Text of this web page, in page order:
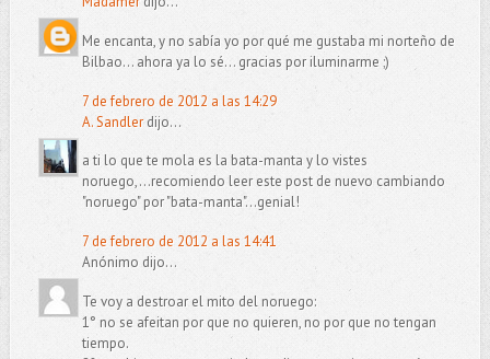
Me encanta, y no sabía yo por qué me gustaba mi norteño de
Bilbao... ahora ya lo sé... gracias por iluminarme ;)
7 de febrero de 2012 a las 14:29
A. Sandlerdijo...
a ti lo que te mola es la bata-manta y lo vistes
noruego,...recomiendo leer este post de nuevo cambiando
"noruego" por "bata-manta"...genial!
7 de febrero de 2012 a las 14:41
Anónimo dijo...
Te voy a destroar el mito del noruego:
1° no se afeitan por que no quieren, no por que no tengan
tiempo.